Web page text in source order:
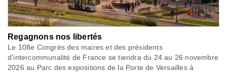
Regagnons nos libertés
Le 108e Congrès des maires et des présidents
d’intercommunalité de France se tiendra du 24 au 26 novembre
2026 au Parc des expositions de la Porte de Versailles à